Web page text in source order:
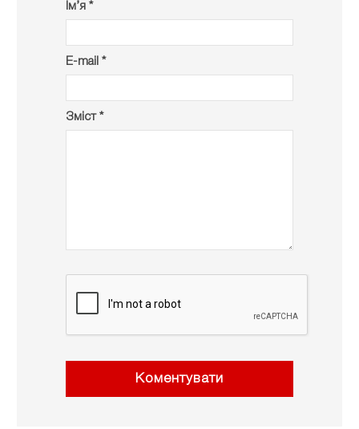
Ім’я *
E-mail *
Зміст *
Коментувати